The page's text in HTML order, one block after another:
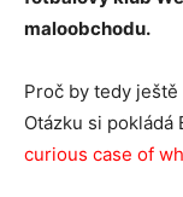
maloobchodu.
Proč by tedy
Otázku si pokládá
curious case of